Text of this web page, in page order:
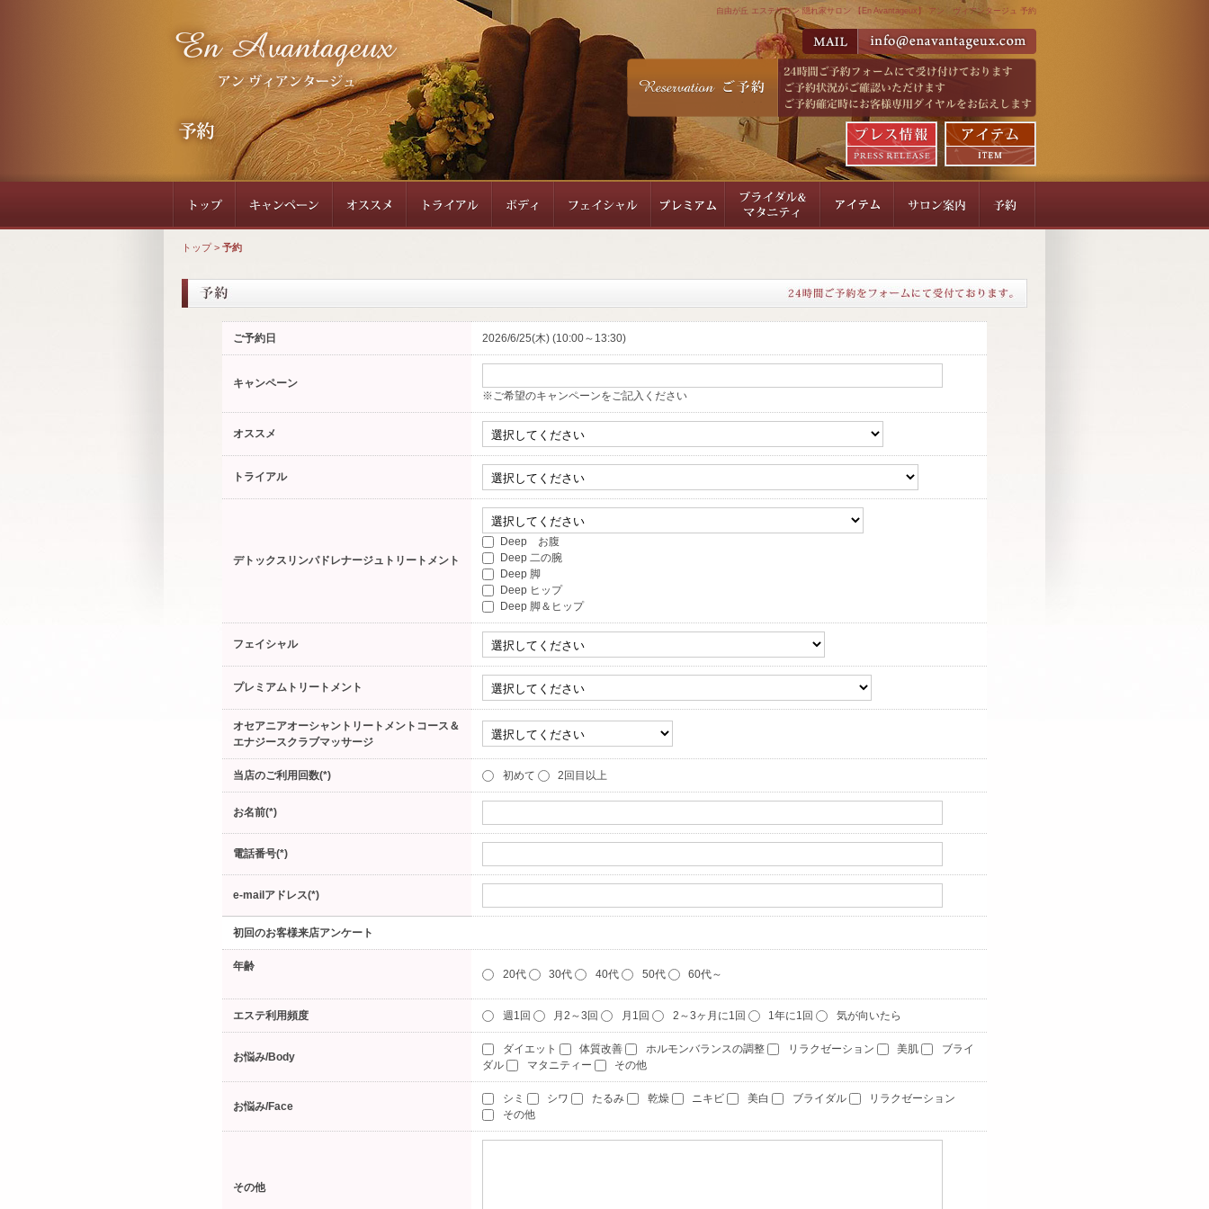
自由が丘 エステサロン 隠れ家サロン 【En Avantageux】 アン ヴィアンタージュ 予約
トップ> 予約
ご予約日 2026/6/25(木) (10:00～13:30)
キャンペーン
※ご希望のキャンペーンをご記入ください
オススメ
トライアル
デトックスリンパドレナージュトリートメント
Deep お腹
Deep 二の腕
Deep 脚
Deep ヒップ
Deep 脚＆ヒップ
フェイシャル
プレミアムトリートメント
オセアニアオーシャントリートメントコース＆
エナジースクラブマッサージ
当店のご利用回数(*) 初めて 2回目以上
お名前(*)
電話番号(*)
e-mailアドレス(*)
初回のお客様来店アンケート
年齢
20代 30代 40代 50代 60代～
エステ利用頻度 週1回 月2～3回 月1回 2～3ヶ月に1回 1年に1回 気が向いたら
お悩み/Body
ダイエット 体質改善 ホルモンバランスの調整 リラクゼーション 美肌
ブライ
ダル
マタニティー その他
お悩み/Face
シミ シワ たるみ 乾燥 ニキビ 美白 ブライダル
リラクゼーション
その他
その他